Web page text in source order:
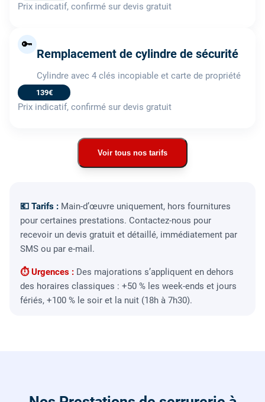
Prix indicatif, confirmé sur devis gratuit
🔑
Remplacement de cylindre de sécurité
Cylindre avec 4 clés incopiable et carte de propriété
139€
Prix indicatif, confirmé sur devis gratuit
Voir tous nos tarifs
💶 Tarifs : Main-d’œuvre uniquement, hors fournitures
pour certaines prestations. Contactez-nous pour
recevoir un devis gratuit et détaillé, immédiatement par
SMS ou par e-mail.
⏱ Urgences : Des majorations s’appliquent en dehors
des horaires classiques : +50 % les week-ends et jours
fériés, +100 % le soir et la nuit (18h à 7h30).